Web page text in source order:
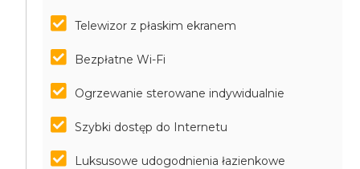
Telewizor z płaskim ekranem
Bezpłatne Wi-Fi
Ogrzewanie sterowane indywidualnie
Szybki dostęp do Internetu
Luksusowe udogodnienia łazienkowe